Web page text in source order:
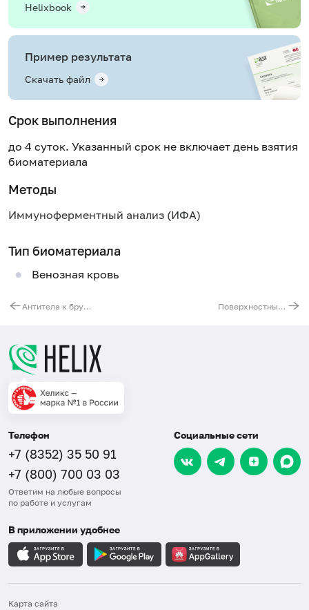
Helixbook
Пример результата
Скачать файл
Срок выполнения
до 4 суток. Указанный срок не включает день взятия
биоматериала
Методы
Иммуноферментный анализ (ИФА)
Тип биоматериала
Венозная кровь
Антитела к бруцеллам (Brucella, IgА) Поверхностный антиген вируса гепатита В (HBsAg), количественно
Телефон
+7 (8352) 35 50 91
+7 (800) 700 03 03
Ответим на любые вопросы
по работе и услугам
Социальные сети
В приложении удобнее
Карта сайта